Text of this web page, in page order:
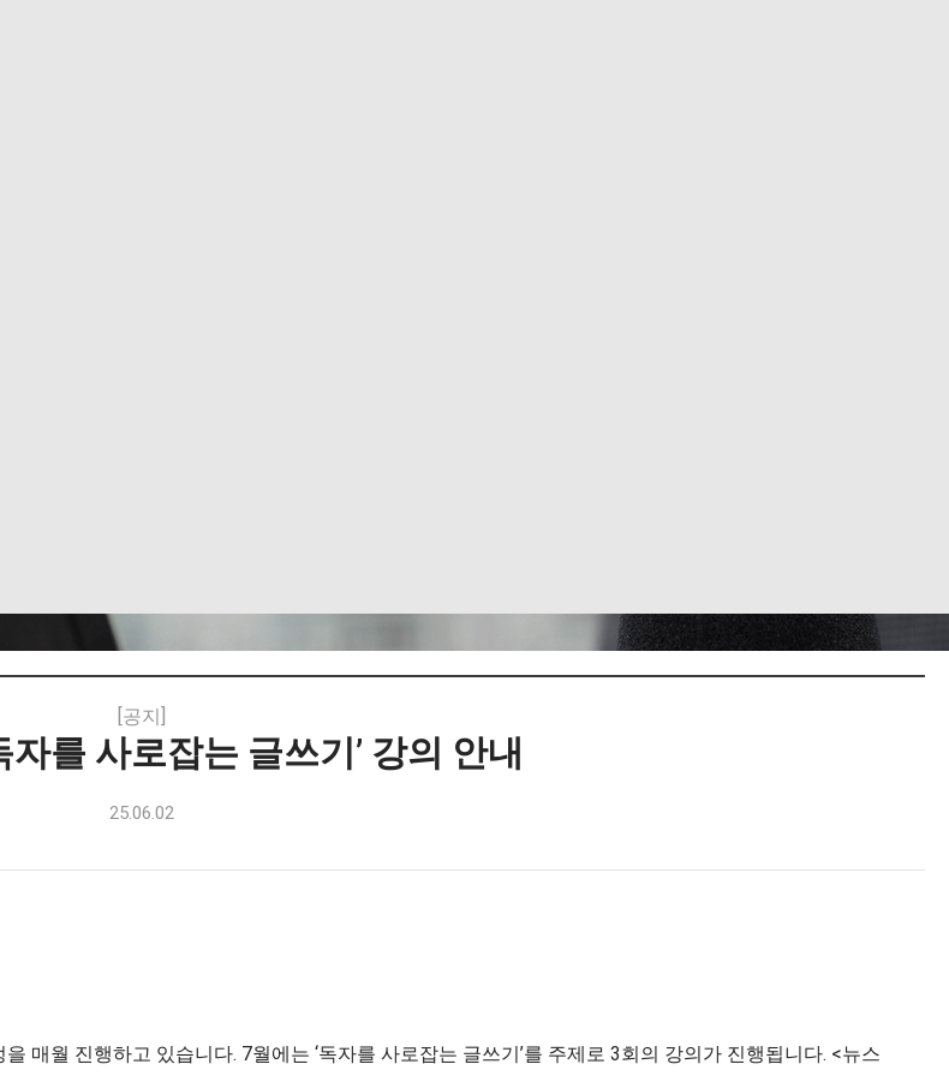
[공지]
자를 사로잡는 글쓰기’ 강의 안내
25.06.02
매월 진행하고 있습니다. 7월에는 ‘독자를 사로잡는 글쓰기’를 주제로 3회의 강의가 진행됩니다. <뉴스